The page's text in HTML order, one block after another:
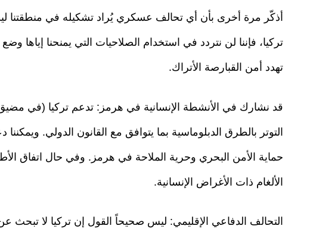
أذكّر مرة أخرى بأن أي تحالف عسكري يُراد تشكيله في منطقتنا
تركيا، فإننا لن نتردد في استخدام الصلاحيات التي يمنحنا إياها
تهدد أمن القبارصة الأتراك.
قد نشارك في الأنشطة الإنسانية في هرمز: تدعم تركيا (في
التوتر بالطرق الدبلوماسية بما يتوافق مع القانون الدولي.
حماية الأمن البحري وحرية الملاحة في هرمز. وفي حال اتفاق
الألغام ذات الأغراض الإنسانية.
التحالف الدفاعي الإقليمي: ليس صحيحاً القول إن تركيا لا تبحث